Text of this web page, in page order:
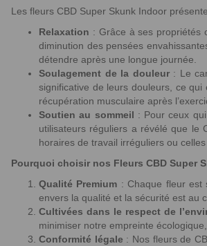
Les fleurs CBD Super Skunk Indoor
Relaxation : Grâce à ses propriétés
diminution des pensées
détendre après une longue journée.
Soulagement de la douleur: Le
significative de leurs douleurs, ce
récupération musculaire après
Soutien au sommeil : Pour ceux
utilisateurs réguliers a révélé que le
horaires de travail irréguliers ou
Pourquoi choisir nos Fleurs CBD Super
Qualité Premium : Chaque fleur est
envers la qualité et la sécurité est au
Cultivées dans le respect de
minimiser notre empreinte
Conformité légale : Nos fleurs de